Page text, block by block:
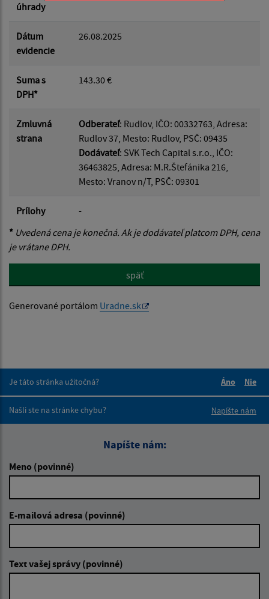
úhrady
Dátum
evidencie
26.08.2025
Suma s
DPH*
143.30 €
Zmluvná
strana
Odberateľ: Rudlov, IČO: 00332763, Adresa:
Rudlov 37, Mesto: Rudlov, PSČ: 09435
Dodávateľ: SVK Tech Capital s.r.o., IČO:
36463825, Adresa: M.R.Štefánika 216,
Mesto: Vranov n/T, PSČ: 09301
Prílohy
-
* Uvedená cena je konečná. Ak je dodávateľ platcom DPH, cena
je vrátane DPH.
späť
Generované portálom Uradne.sk
Je táto stránka užitočná?
Áno
Nie
Našli ste na stránke chybu?
Napíšte nám
Napíšte nám:
Meno (povinné)
E-mailová adresa (povinné)
Text vašej správy (povinné)